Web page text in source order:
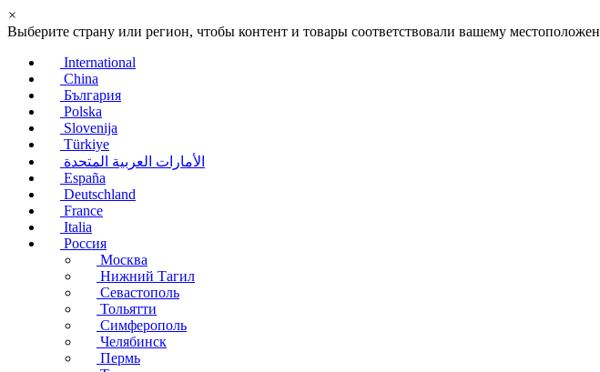
×
Выберите страну или регион, чтобы контент и товары соответствовали вашему
International
China
България
Polska
Slovenija
Türkiye
الأمارات العربية المتحدة
España
Deutschland
France
Italia
Россия
Москва
Нижний Тагил
Севастополь
Тольятти
Симферополь
Челябинск
Пермь